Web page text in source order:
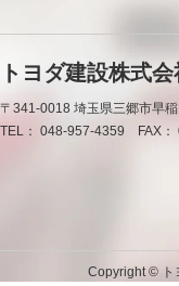
トヨダ建設株式会
〒341-0018 埼玉県三郷市早
TEL： 048-957-4359 FAX：
Copyright © ト